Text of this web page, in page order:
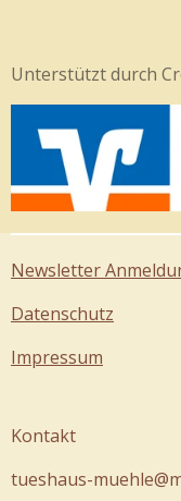
Unterstützt durch
Newsletter
Datenschutz
Impressum
Kontakt
tueshaus-